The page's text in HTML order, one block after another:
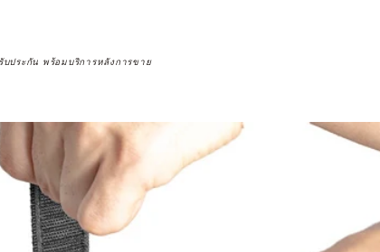
ประกัน พร้อมบริการหลังการขาย